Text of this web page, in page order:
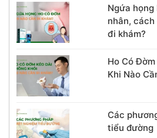
Ngứa họng
nhân,
đi khám?
Ho Có
Khi Nào
Các
tiểu đường